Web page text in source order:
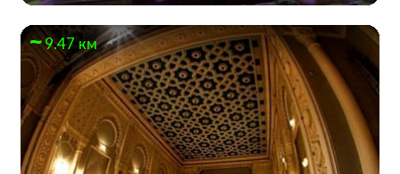
9.47 км